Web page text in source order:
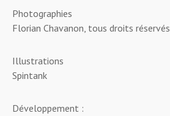
Photographies
Florian Chavanon, tous droits réservés
Illustrations
Spintank
Développement :